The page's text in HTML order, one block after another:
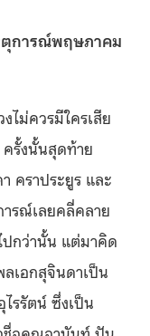
ตุการณ์พฤษภาคม
ไม่ควรมีใครเสีย
ครั้งนั้นสุดท้าย
คราประยูร และ
รณ์เลยคลี่คลาย
ปกว่านั้น แต่มาคิด
เอกสุจินดาเป็น
รรัตน์ ซึ่งเป็น